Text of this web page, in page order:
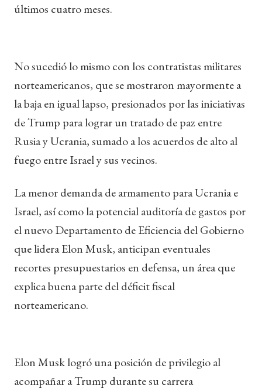
últimos cuatro meses.
No sucedió lo mismo con los contratistas militares
norteamericanos, que se mostraron mayormente a
la baja en igual lapso, presionados por las iniciativas
de Trump para lograr un tratado de paz entre
Rusia y Ucrania, sumado a los acuerdos de alto al
fuego entre Israel y sus vecinos.
La menor demanda de armamento para Ucrania e
Israel, así como la potencial auditoría de gastos por
el nuevo Departamento de Eficiencia del Gobierno
que lidera Elon Musk, anticipan eventuales
recortes presupuestarios en defensa, un área que
explica buena parte del déficit fiscal
norteamericano.
Elon Musk logró una posición de privilegio al
acompañar a Trump durante su carrera